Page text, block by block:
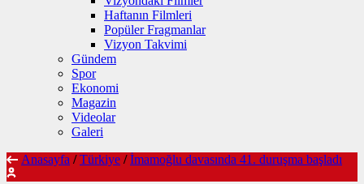
Haftanın Filmleri
Popüler Fragmanlar
Vizyon Takvimi
Gündem
Spor
Ekonomi
Magazin
Videolar
Galeri
Anasayfa / Türkiye / İmamoğlu davasında 41. duruşma başladı